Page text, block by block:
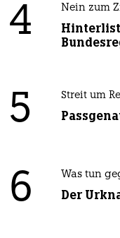
4 Nein zum
5 Streit um
6 Was tun
Der